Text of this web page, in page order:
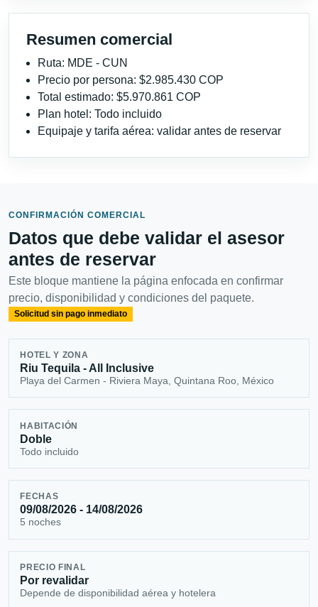
Resumen comercial
Ruta: MDE - CUN
Precio por persona: $2.985.430 COP
Total estimado: $5.970.861 COP
Plan hotel: Todo incluido
Equipaje y tarifa aérea: validar antes de reservar
CONFIRMACIÓN COMERCIAL
Datos que debe validar el asesor
antes de reservar
Este bloque mantiene la página enfocada en confirmar
precio, disponibilidad y condiciones del paquete.
Solicitud sin pago inmediato
HOTEL Y ZONA
Riu Tequila - All Inclusive
Playa del Carmen - Riviera Maya, Quintana Roo, México
HABITACIÓN
Doble
Todo incluido
FECHAS
09/08/2026 - 14/08/2026
5 noches
PRECIO FINAL
Por revalidar
Depende de disponibilidad aérea y hotelera